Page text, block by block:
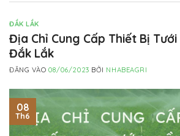
ĐẮK LẮK
Địa Chỉ Cung Cấp Thiết Bị
Đắk Lắk
ĐĂNG VÀO08/06/2023 BỞI NHABEAGRI
08
Th6